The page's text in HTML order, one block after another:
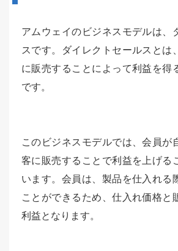
アムウェイのビジネスモデルは、
スです。ダイレクトセールスとは
に販売することによって利益を得
です。
このビジネスモデルでは、会員が
客に販売することで利益を上げる
います。会員は、製品を仕入れる
ことができるため、仕入れ価格と
利益となります。